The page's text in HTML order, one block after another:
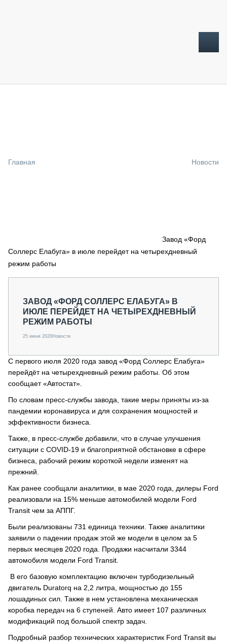
СПЕЦПРОЕКТЫ
МЕРОПРИЯТИЯ
СТАТЬИ ПО КАТЕГОРИЯМ ТЕХНИКИ
Главная Новости
Завод «Форд
Соллерс Елабуга» в июле перейдет на четырехдневный
режим работы
ЗАВОД «ФОРД СОЛЛЕРС ЕЛАБУГА» В
ИЮЛЕ ПЕРЕЙДЕТ НА ЧЕТЫРЕХДНЕВНЫЙ
РЕЖИМ РАБОТЫ
25 июня 2020Новости
С первого июля 2020 года завод «Форд Соллерс Елабуга»
перейдёт на четырехдневный режим работы. Об этом
сообщает «Автостат».
По словам пресс-службы завода, такие меры приняты из-за
пандемии коронавируса и для сохранения мощностей и
эффективности бизнеса.
Также, в пресс-службе добавили, что в случае улучшения
ситуации с COVID-19 и благоприятной обстановке в сфере
бизнеса, рабочий режим короткой недели изменят на
прежний.
Как ранее сообщали аналитики, в мае 2020 года, дилеры Ford
реализовали на 15% меньше автомобилей модели Ford
Transit чем за АППГ.
Были реализованы 731 единица техники. Также аналитики
заявили о падении продаж этой же модели в целом за 5
первых месяцев 2020 года. Продажи насчитали 3344
автомобиля модели Ford Transit.
В его базовую комплектацию включен турбодизельный
двигатель Duratorq на 2,2 литра, мощностью до 155
лошадиных сил. Также в нем установлена механическая
коробка передач на 6 ступеней. Авто имеет 107 различных
модификаций под большой спектр задач.
Подробный разбор технических характеристик Ford Transit вы